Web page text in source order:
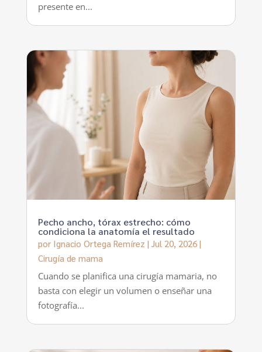
presente en...
Pecho ancho, tórax estrecho: cómo
condiciona la anatomía el resultado
por Ignacio Ortega Remírez | Jul 20, 2026|
Cirugía de mama
Cuando se planifica una cirugía mamaria, no
basta con elegir un volumen o enseñar una
fotografía...